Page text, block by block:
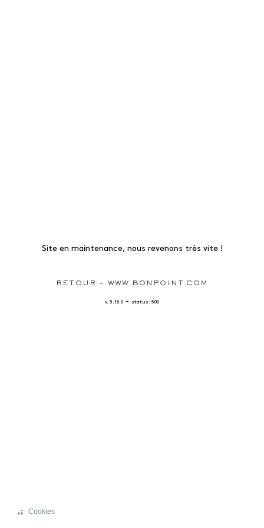
Site en maintenance, nous revenons très vite !
RETOUR - WWW.BONPOINT.COM
v. 3.16.0 - status: 500